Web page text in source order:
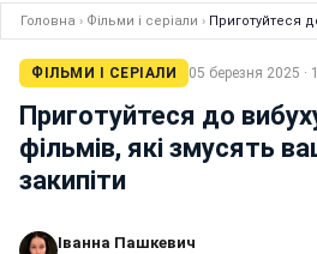
Головна › Фільми і серіали › Приготуйтеся
ФІЛЬМИ І СЕРІАЛИ 05 березня 2025 ·
Приготуйтеся до
фільмів, які змусять
закипіти
Іванна Пашкевич